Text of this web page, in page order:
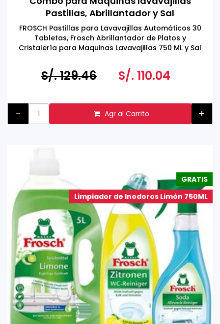
Pastillas, Abrillantador y Sal
FROSCH Pastillas para Lavavajillas Automáticos 30
Tabletas, Frosch Abrillantador de Platos y
Cristalería para Maquinas Lavavajillas 750 ML y Sal
S/. 129.46 S/. 110.04
- Agr al Carrito +
GRATIS
Limpiador de Inodoros Limón 750ML